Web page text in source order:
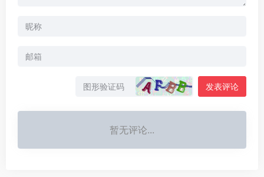
发表评论
暂无评论...